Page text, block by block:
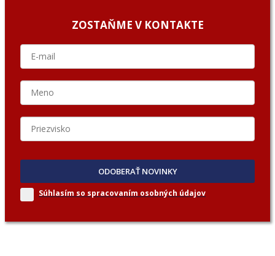
ZOSTAŇME V KONTAKTE
ODOBERAŤ NOVINKY
Súhlasím so spracovaním osobných údajov